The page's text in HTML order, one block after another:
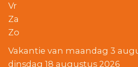
Vr
Za
Zo
Vakantie van maandag 3
dinsdag 18 augustus 2026